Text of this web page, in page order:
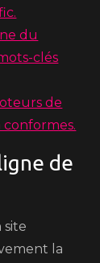
du
clés
de
de
site
la